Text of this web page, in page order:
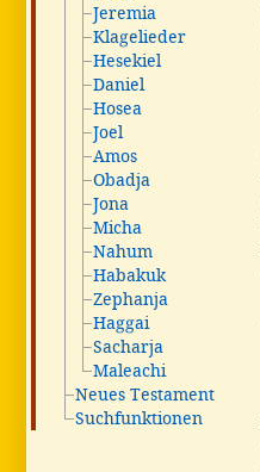
Jeremia
Klagelieder
Hesekiel
Daniel
Hosea
Joel
Amos
Obadja
Jona
Micha
Nahum
Habakuk
Zephanja
Haggai
Sacharja
Maleachi
Neues Testament
Suchfunktionen